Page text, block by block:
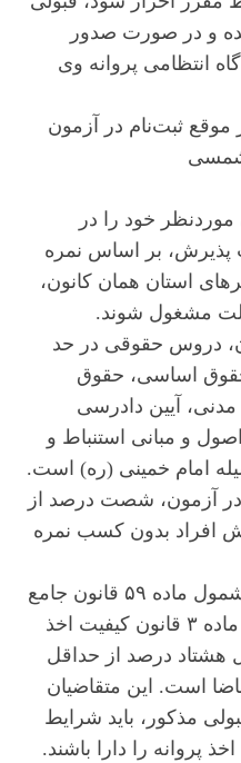
و در صورت صدور
انتظامی پروانه وی
ثبت‌نام در آزمون
شمسی
موردنظر خود را در
پذیرش، بر اساس نمره
استان همان کانون،
مشغول شوند.
دروس حقوقی در حد
اساسی، حقوق
آیین دادرسی
و مبانی استنباط و
امام خمینی (ره) است.
در آزمون، شصت درصد از
افراد بدون کسب نمره
ماده ۴۲- پذیرش داوطلبان مشمول ماده ۵۹ قانون جامع
خدمات‌رسانی به ایثارگران و ماده ۳ قانون کیفیت اخذ
هشتاد درصد از حداقل
است. این متقاضیان
مذکور، باید شرایط
کیفیت اخذ پروانه را دارا باشند.